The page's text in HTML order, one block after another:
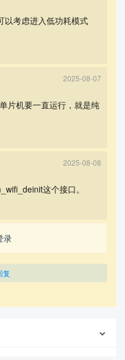
以考虑进入低功耗模式
2025-08-07
片机要一直运行，就是纯
2025-08-08
这个接口。
录
复